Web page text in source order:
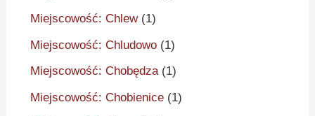
Miejscowość: Chlew(1)
Miejscowość: Chludowo (1)
Miejscowość: Chobędza(1)
Miejscowość: Chobienice (1)